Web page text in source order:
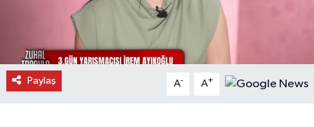
Paylaş A- A+
Hanönü Haberleri
İhsangazi Haberleri
İnebolu Haberleri